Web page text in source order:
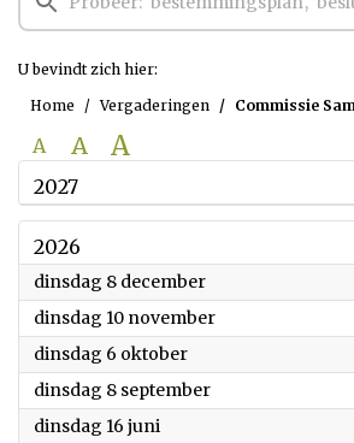
U bevindt zich hier:
Home
Vergaderingen Commissie
A A A
2027
2026
dinsdag 8 december2026
dinsdag 10 november2026
dinsdag 6 oktober2026
dinsdag 8 september2026
dinsdag 16 juni